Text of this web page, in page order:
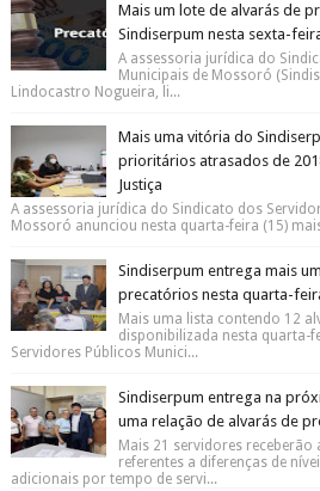
Mais um lote de alvarás de
Sindiserpum nesta sexta-
A assessoria jurídica do
Municipais de Mossoró
Lindocastro Nogueira, li...
Mais uma vitória do
prioritários atrasados de
Justiça
A assessoria jurídica do Sindicato dos
Mossoró anunciou nesta quarta-feira (15)
Sindiserpum entrega mais
precatórios nesta quarta-
Mais uma lista contendo 12
disponibilizada nesta quarta-
Servidores Públicos Munici...
Sindiserpum entrega na
uma relação de alvarás de
Mais 21 servidores
referentes a diferenças de
adicionais por tempo de servi...